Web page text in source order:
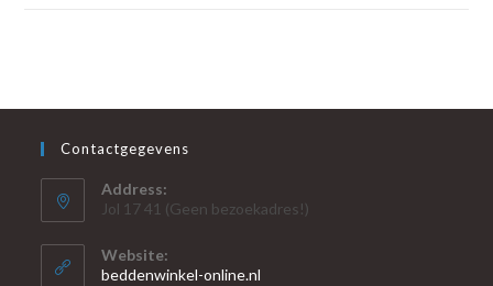
Contactgegevens
Address:
Jol 17 41 (Geen bezoekadres!)
Website:
beddenwinkel-online.nl